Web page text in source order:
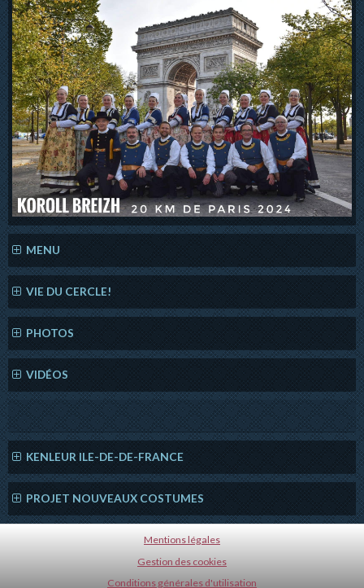
MENU
VIE DU CERCLE!
PHOTOS
VIDÉOS
KENLEUR ILE-DE-DE-FRANCE
PROJET NOUVEAUX COSTUMES
Mentions légales
Gestion des cookies
Conditions générales d'utilisation